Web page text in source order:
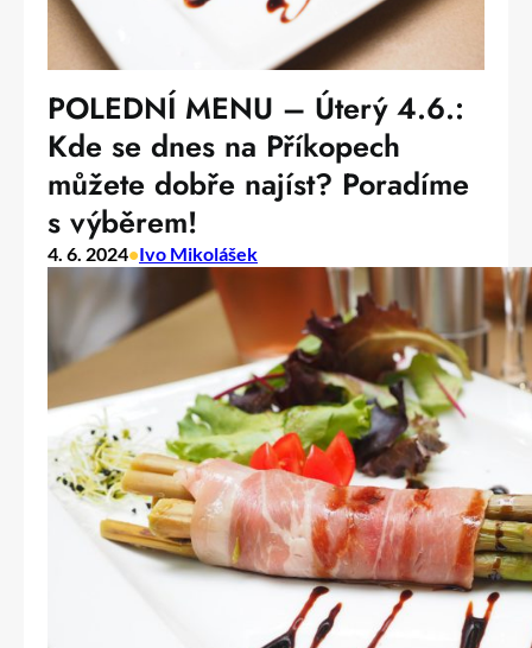
POLEDNÍ MENU – Úterý 4.6.:
Kde se dnes na Příkopech
můžete dobře najíst? Poradíme
s výběrem!
4. 6. 2024•Ivo Mikolášek